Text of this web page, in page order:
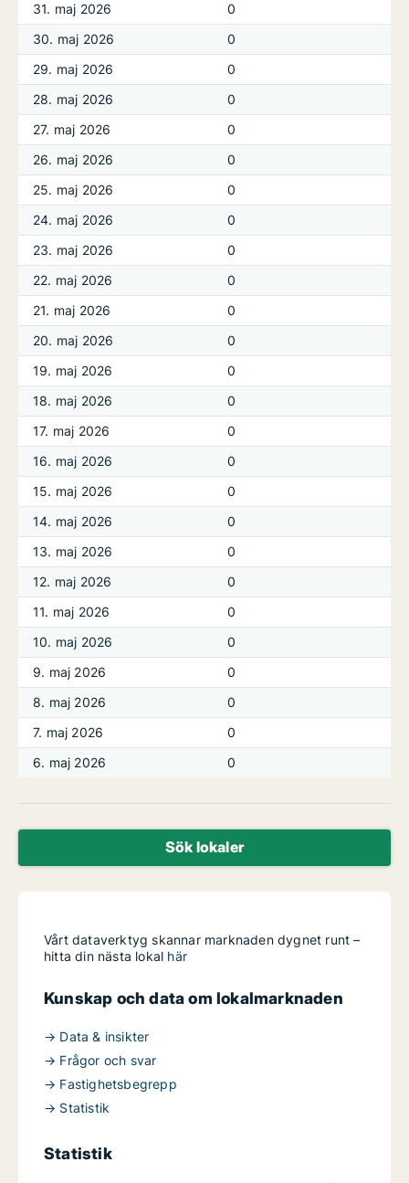
31. maj 2026
0
30. maj 2026
0
29. maj 2026
0
28. maj 2026
0
27. maj 2026
0
26. maj 2026
0
25. maj 2026
0
24. maj 2026
0
23. maj 2026
0
22. maj 2026
0
21. maj 2026
0
20. maj 2026
0
19. maj 2026
0
18. maj 2026
0
17. maj 2026
0
16. maj 2026
0
15. maj 2026
0
14. maj 2026
0
13. maj 2026
0
12. maj 2026
0
11. maj 2026
0
10. maj 2026
0
9. maj 2026
0
8. maj 2026
0
7. maj 2026
0
6. maj 2026
0
Sök lokaler
Vårt dataverktyg skannar marknaden dygnet runt –
hitta din nästa lokal här
Kunskap och data om lokalmarknaden
→ Data & insikter
→ Frågor och svar
→ Fastighetsbegrepp
→ Statistik
Statistik